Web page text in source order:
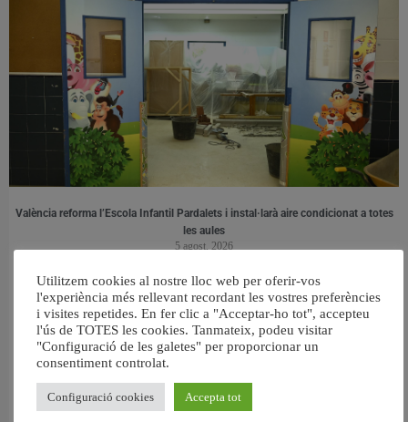
València reforma l’Escola Infantil Pardalets i instal·larà aire condicionat a totes
les aules
5 agost, 2026
Utilitzem cookies al nostre lloc web per oferir-vos
l'experiència més rellevant recordant les vostres preferències
i visites repetides. En fer clic a "Acceptar-ho tot", accepteu
l'ús de TOTES les cookies. Tanmateix, podeu visitar
"Configuració de les galetes" per proporcionar un
consentiment controlat.
Configuració cookies Accepta tot